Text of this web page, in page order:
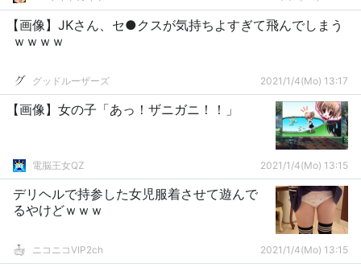
【画像】JKさん、セ●クスが気持ちよすぎて飛んでしまう
ｗｗｗｗ
グッドルーザーズ 2021/1/4(Mo) 13:17
【画像】女の子「あっ！ザニガニ！！」
電脳王女QZ 2021/1/4(Mo) 13:15
デリヘルで持参した女児服着させて遊んで
るやけどｗｗｗ
ニコニコVIP2ch 2021/1/4(Mo) 13:15